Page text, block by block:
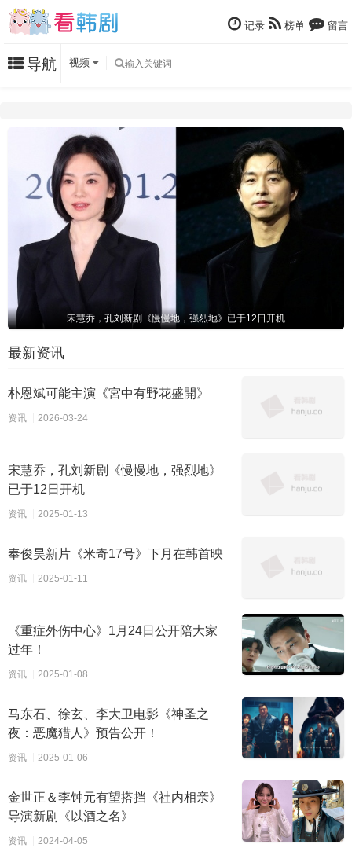
记录 榜单 留言
导航 视频
宋慧乔，孔刘新剧《慢慢地，强烈地》已于12日开机
最新资讯
朴恩斌可能主演《宮中有野花盛開》
资讯 2026-03-24
宋慧乔，孔刘新剧《慢慢地，强烈地》
已于12日开机
资讯 2025-01-13
奉俊昊新片《米奇17号》下月在韩首映
资讯 2025-01-11
《重症外伤中心》1月24日公开陪大家
过年！
资讯 2025-01-08
马东石、徐玄、李大卫电影《神圣之
夜：恶魔猎人》预告公开！
资讯 2025-01-06
金世正＆李钟元有望搭挡《社内相亲》
导演新剧《以酒之名》
资讯 2024-04-05